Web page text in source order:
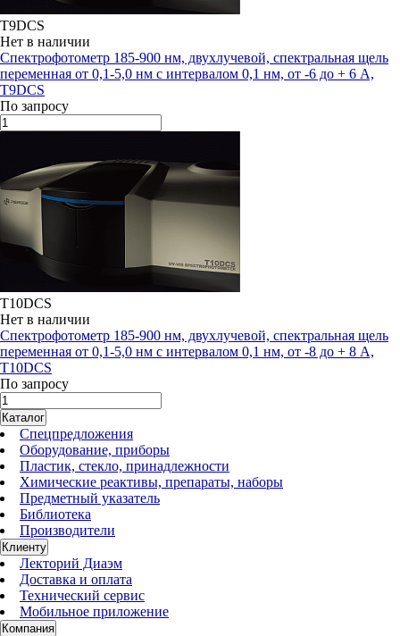
T9DCS
Нет в наличии
Спектрофотометр 185-900 нм, двухлучевой, спектральная щель
переменная от 0,1-5,0 нм с интервалом 0,1 нм, от -6 до + 6 А,
T9DCS
По запросу
T10DCS
Нет в наличии
Спектрофотометр 185-900 нм, двухлучевой, спектральная щель
переменная от 0,1-5,0 нм с интервалом 0,1 нм, от -8 до + 8 А,
T10DCS
По запросу
Каталог
Спецпредложения
Оборудование, приборы
Пластик, стекло, принадлежности
Химические реактивы, препараты, наборы
Предметный указатель
Библиотека
Производители
Клиенту
Лекторий Диаэм
Доставка и оплата
Технический сервис
Мобильное приложение
Компания